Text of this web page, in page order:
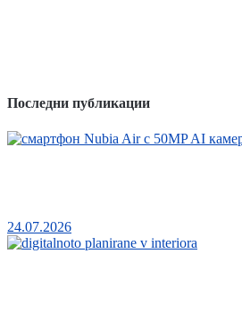
Последни публикации
24.07.2026